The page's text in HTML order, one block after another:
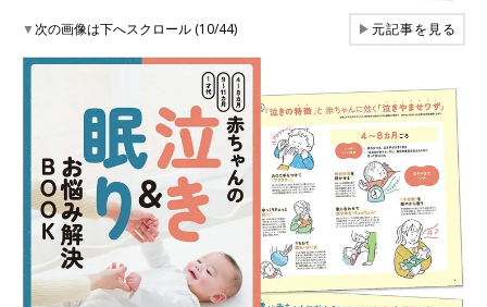
▼次の画像は下へスクロール (10/44) ▶元記事を見る